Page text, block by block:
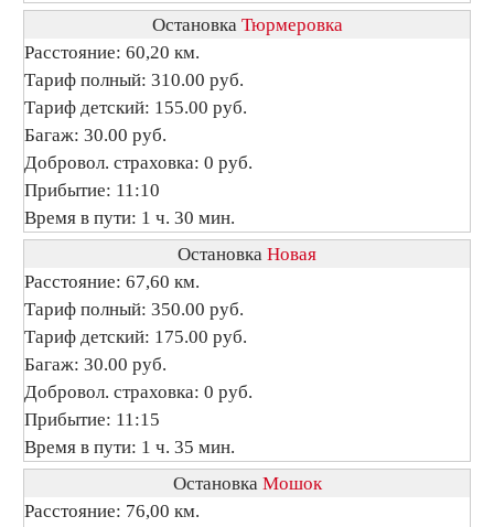
Остановка Тюрмеровка
Расстояние: 60,20 км.
Тариф полный: 310.00 руб.
Тариф детский: 155.00 руб.
Багаж: 30.00 руб.
Добровол. страховка: 0 руб.
Прибытие: 11:10
Время в пути: 1 ч. 30 мин.
Остановка Новая
Расстояние: 67,60 км.
Тариф полный: 350.00 руб.
Тариф детский: 175.00 руб.
Багаж: 30.00 руб.
Добровол. страховка: 0 руб.
Прибытие: 11:15
Время в пути: 1 ч. 35 мин.
Остановка Мошок
Расстояние: 76,00 км.